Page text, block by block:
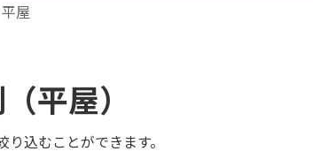
平屋
平屋）
込むことができます。